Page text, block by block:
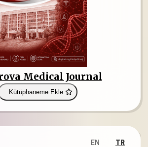
Medical Journal
Kütüphaneme Ekle
EN TR